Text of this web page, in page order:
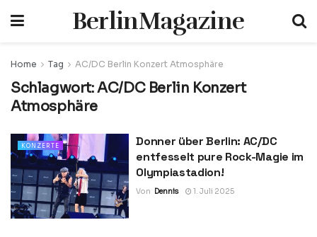
BerlinMagazine
Home Tag AC/DC Berlin Konzert Atmosphäre
Schlagwort:AC/DC Berlin Konzert
Atmosphäre
KONZERTE
Donner über Berlin: AC/DC
entfesselt pure Rock-Magie im
Olympiastadion!
Von Dennis 1. Juli 2025